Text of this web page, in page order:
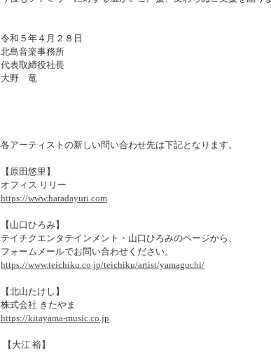
令和５年４月２８日
北島音楽事務所
代表取締役社長
大野 竜
各アーティストの新しい問い合わせ先は下記となります。
【原田悠里】
オフィス リリー
https://www.haradayuri.com
【山口ひろみ】
テイチクエンタテインメント・山口ひろみのページから、
フォームメールでお問い合わせください。
https://www.teichiku.co.jp/teichiku/artist/yamaguchi/
【北山たけし】
株式会社 きたやま
https://kitayama-music.co.jp
【大江 裕】